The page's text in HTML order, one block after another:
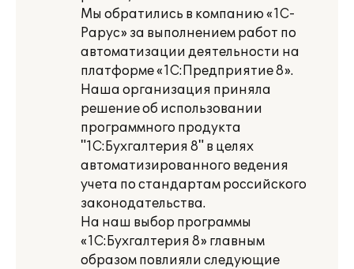
Мы обратились в компанию «1С-
Рарус» за выполнением работ по
автоматизации деятельности на
платформе «1С:Предприятие 8».
Наша организация приняла
решение об использовании
программного продукта
"1С:Бухгалтерия 8" в целях
автоматизированного ведения
учета по стандартам российского
законодательства.
На наш выбор программы
«1С:Бухгалтерия 8» главным
образом повлияли следующие